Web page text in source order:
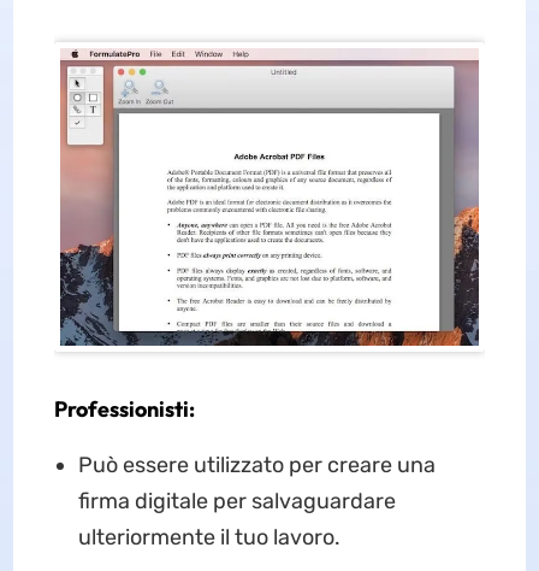
Professionisti:
Può essere utilizzato per creare una
firma digitale per salvaguardare
ulteriormente il tuo lavoro.